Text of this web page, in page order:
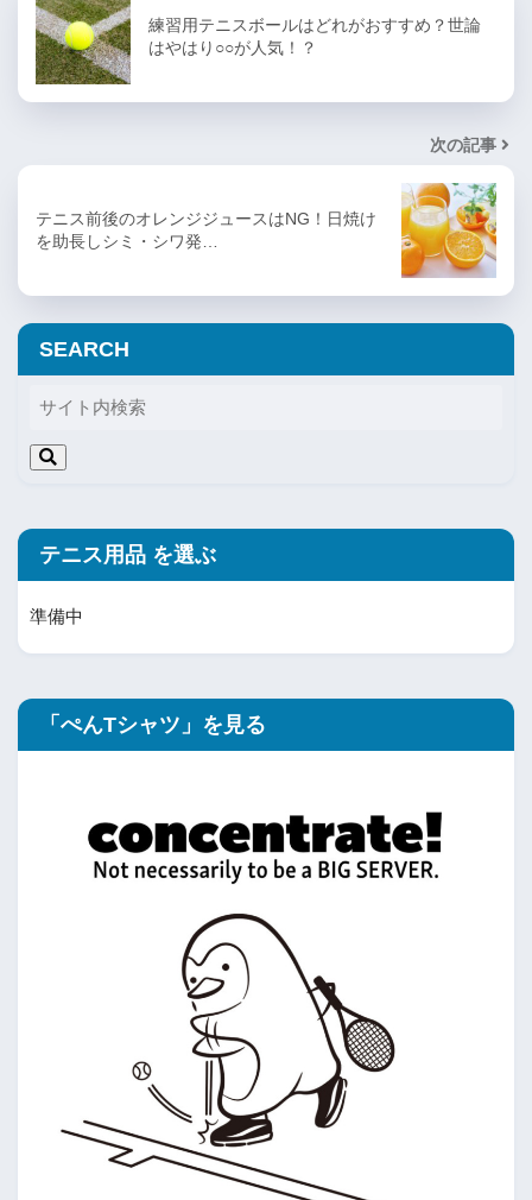
練習用テニスボールはどれがおすすめ？世論
はやはり○○が人気！？
次の記事
テニス前後のオレンジジュースはNG！日焼け
を助長しシミ・シワ発…
SEARCH
テニス用品 を選ぶ
準備中
「ぺんTシャツ」を見る